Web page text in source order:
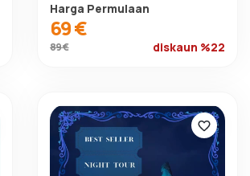
Harga Permulaan
69 €
89 € diskaun %22